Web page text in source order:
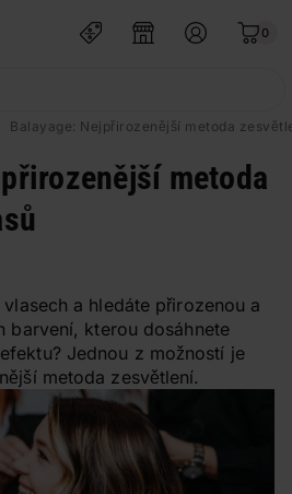
0
Balayage: Nejpřirozenější metoda
metoda
a hledáte přirozenou a
barvení, kterou dosáhnete
Jednou z možností je
metoda zesvětlení.